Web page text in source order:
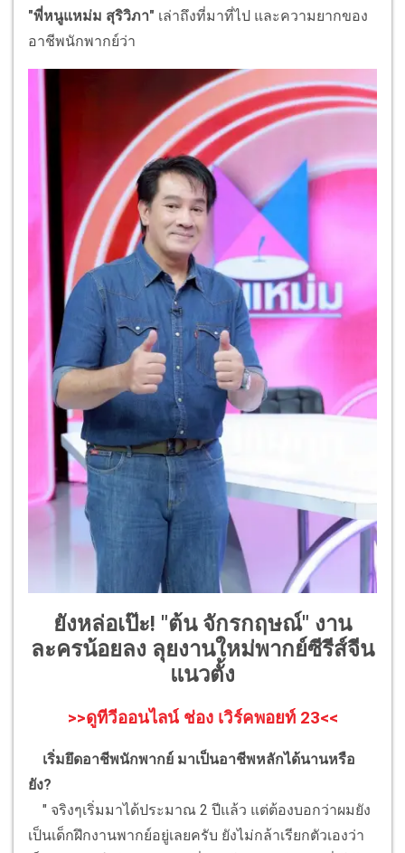
"พี่หนูแหม่ม สุริวิภา" เล่าถึงที่มาที่ไป และความยากของ
อาชีพนักพากย์ว่า
ยังหล่อเป๊ะ! "ต้น จักรกฤษณ์" งาน
ละครน้อยลง ลุยงานใหม่พากย์ซีรีส์จีน
แนวตั้ง
>>ดูทีวีออนไลน์ ช่อง เวิร์คพอยท์ 23<<
เริ่มยึดอาชีพนักพากย์ มาเป็นอาชีพหลักได้นานหรือ
ยัง?
" จริงๆเริ่มมาได้ประมาณ 2 ปีแล้ว แต่ต้องบอกว่าผมยัง
เป็นเด็กฝึกงานพากย์อยู่เลยครับ ยังไม่กล้าเรียกตัวเองว่า